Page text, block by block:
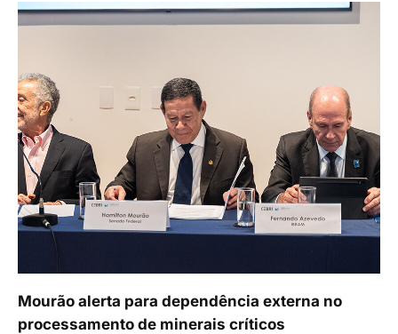
Mourão alerta para dependência externa no
processamento de minerais críticos